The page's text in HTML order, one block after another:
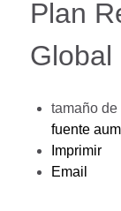
Plan
Global
tamaño de
fuente
Imprimir
Email